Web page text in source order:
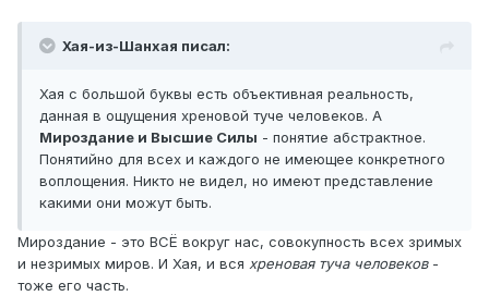
Хая-из-Шанхая писал:
Хая с большой буквы есть объективная реальность,
данная в ощущения хреновой туче человеков. А
Мироздание и Высшие Силы - понятие абстрактное.
Понятийно для всех и каждого не имеющее конкретного
воплощения. Никто не видел, но имеют представление
какими они можут быть.
Мироздание - это ВСЁ вокруг нас, совокупность всех зримых
и незримых миров. И Хая, и вся хреновая туча человеков-
тоже его часть.